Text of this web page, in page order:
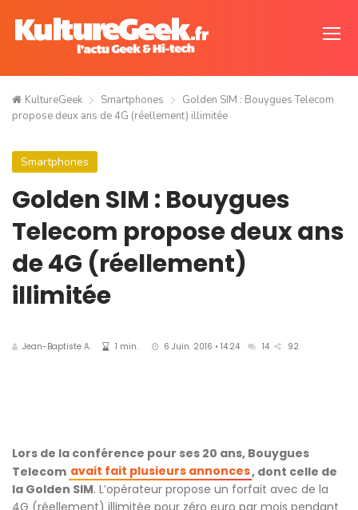
KultureGeek Smartphones
Golden SIM : Bouygues Telecom
propose deux ans de 4G (réellement) illimitée
Smartphones
Golden SIM : Bouygues
Telecom propose deux ans
de 4G (réellement)
illimitée
Jean-Baptiste A. 1 min. 6 Juin. 2016 • 14:24 14 92
Lors de la conférence pour ses 20 ans, Bouygues
Telecom avait fait plusieurs annonces, dont celle de
la Golden SIM. L’opérateur propose un forfait avec de la
4G (réellement) illimitée pour zéro euro par mois pendant